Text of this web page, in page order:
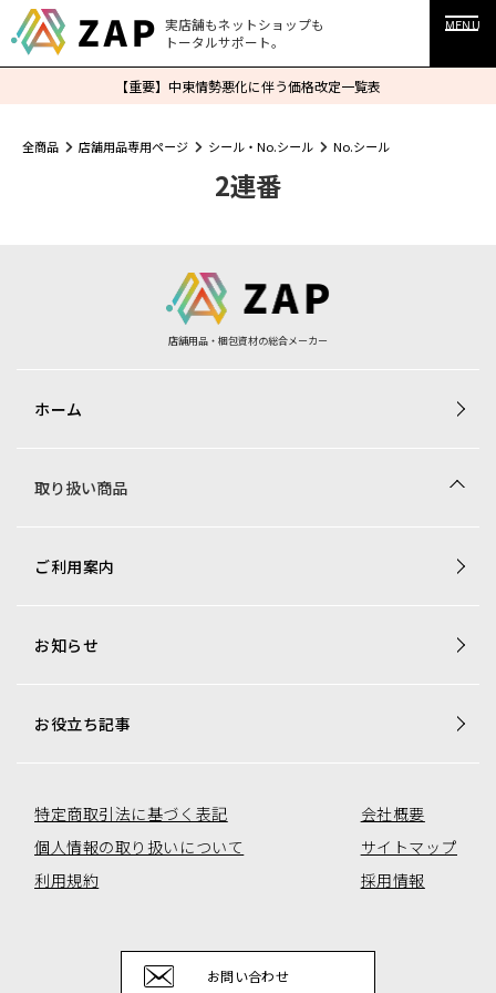
実店舗もネットショップも
トータルサポート。
MENU
【重要】中東情勢悪化に伴う価格改定一覧表
全商品 店舗用品専用ページ シール・No.シール No.シール
2連番
店舗用品・梱包資材の総合メーカー
ホーム
取り扱い商品
商品一覧
トレカ用ショーケース・消耗品
オリジナル商品一覧
ご利用案内
お知らせ
お役立ち記事
特定商取引法に基づく表記
個人情報の取り扱いについて
利用規約
会社概要
サイトマップ
採用情報
お問い合わせ